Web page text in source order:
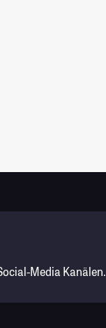
Media Kanälen.